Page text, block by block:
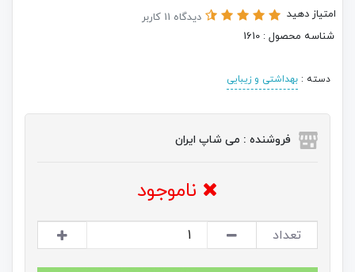
امتیاز دهید
دیدگاه 11 کاربر
شناسه محصول : 1610
دسته : بهداشتی و زیبایی
فروشنده : می شاپ ایران
ناموجود
تعداد